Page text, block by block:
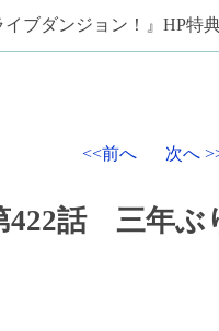
イブダンジョン！』HP特
<<前へ 次へ
422話 三年ぶ